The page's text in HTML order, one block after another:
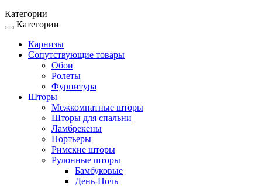
Категории
Toggle
navigation
Категории
Карнизы
Сопутствующие товары
Обои
Ролеты
Фурнитура
Шторы
Межкомнатные шторы
Шторы для спальни
Ламбрекены
Портьеры
Римские шторы
Рулонные шторы
Бамбуковые
День-Ночь